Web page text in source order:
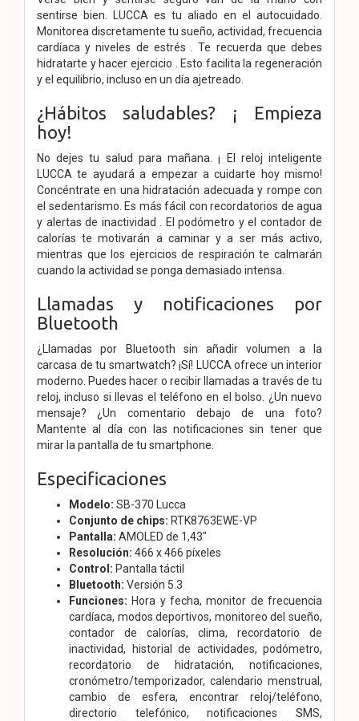
sentirse bien. LUCCA es tu aliado en el autocuidado.
Monitorea discretamente tu sueño, actividad, frecuencia
cardíaca y niveles de estrés . Te recuerda que debes
hidratarte y hacer ejercicio . Esto facilita la regeneración
y el equilibrio, incluso en un día ajetreado.
¿Hábitos saludables? ¡ Empieza
hoy!
No dejes tu salud para mañana. ¡ El reloj inteligente
LUCCA te ayudará a empezar a cuidarte hoy mismo!
Concéntrate en una hidratación adecuada y rompe con
el sedentarismo. Es más fácil con recordatorios de agua
y alertas de inactividad . El podómetro y el contador de
calorías te motivarán a caminar y a ser más activo,
mientras que los ejercicios de respiración te calmarán
cuando la actividad se ponga demasiado intensa.
Llamadas y notificaciones por
Bluetooth
¿Llamadas por Bluetooth sin añadir volumen a la
carcasa de tu smartwatch? ¡Sí! LUCCA ofrece un interior
moderno. Puedes hacer o recibir llamadas a través de tu
reloj, incluso si llevas el teléfono en el bolso. ¿Un nuevo
mensaje? ¿Un comentario debajo de una foto?
Mantente al día con las notificaciones sin tener que
mirar la pantalla de tu smartphone.
Especificaciones
Modelo: SB-370 Lucca
Conjunto de chips: RTK8763EWE-VP
Pantalla: AMOLED de 1,43"
Resolución: 466 x 466 píxeles
Control: Pantalla táctil
Bluetooth: Versión 5.3
Funciones: Hora y fecha, monitor de frecuencia
cardíaca, modos deportivos, monitoreo del sueño,
contador de calorías, clima, recordatorio de
inactividad, historial de actividades, podómetro,
recordatorio de hidratación, notificaciones,
cronómetro/temporizador, calendario menstrual,
cambio de esfera, encontrar reloj/teléfono,
directorio telefónico, notificaciones SMS,